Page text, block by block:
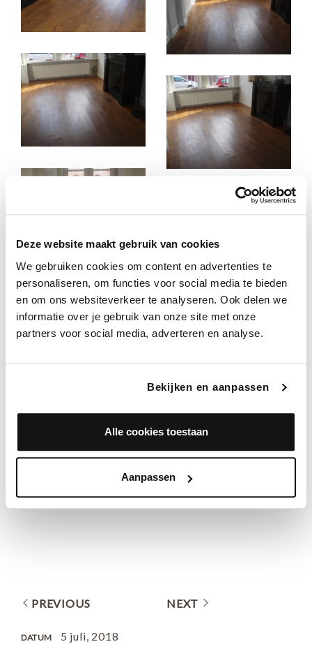
Deze website maakt gebruik van cookies
We gebruiken cookies om content en advertenties te
personaliseren, om functies voor social media te bieden
en om ons websiteverkeer te analyseren. Ook delen we
informatie over je gebruik van onze site met onze
partners voor social media, adverteren en analyse.
Bekijken en aanpassen
Alle cookies toestaan
Aanpassen
PREVIOUS NEXT
DATUM 5 juli, 2018